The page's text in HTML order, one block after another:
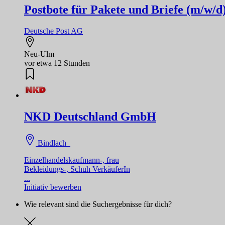
Postbote für Pakete und Briefe (m/w/
Deutsche Post AG
Neu-Ulm
vor etwa 12 Stunden
NKD Deutschland GmbH
Bindlach
Einzelhandelskaufmann-, frau
Bekleidungs-, Schuh VerkäuferIn
...
Initiativ bewerben
Wie relevant sind die Suchergebnisse für dich?